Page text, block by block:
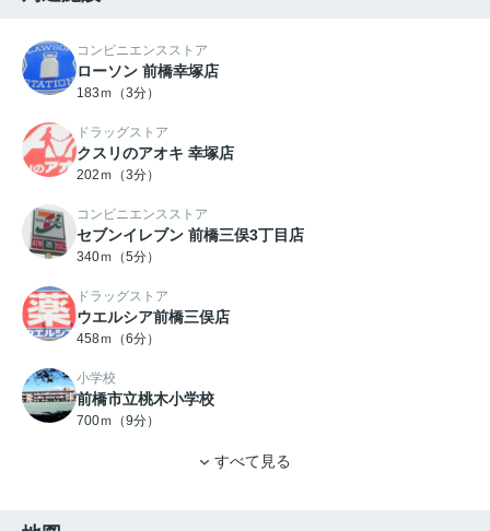
コンビニエンスストア
ローソン 前橋幸塚店
183ｍ（3分）
ドラッグストア
クスリのアオキ 幸塚店
202ｍ（3分）
コンビニエンスストア
セブンイレブン 前橋三俣3丁目店
340ｍ（5分）
ドラッグストア
ウエルシア前橋三俣店
458ｍ（6分）
小学校
前橋市立桃木小学校
700ｍ（9分）
すべて見る